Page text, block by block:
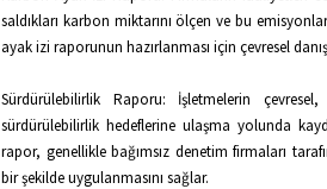
saldıkları karbon miktarını ölçen ve bu
ayak izi raporunun hazırlanması için çevresel
Sürdürülebilirlik Raporu: İşletmelerin
sürdürülebilirlik hedeflerine ulaşma yolunda
rapor, genellikle bağımsız denetim firmaları
bir şekilde uygulanmasını sağlar.